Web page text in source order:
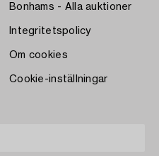
Bonhams - Alla auktioner
Integritetspolicy
Om cookies
Cookie-inställningar